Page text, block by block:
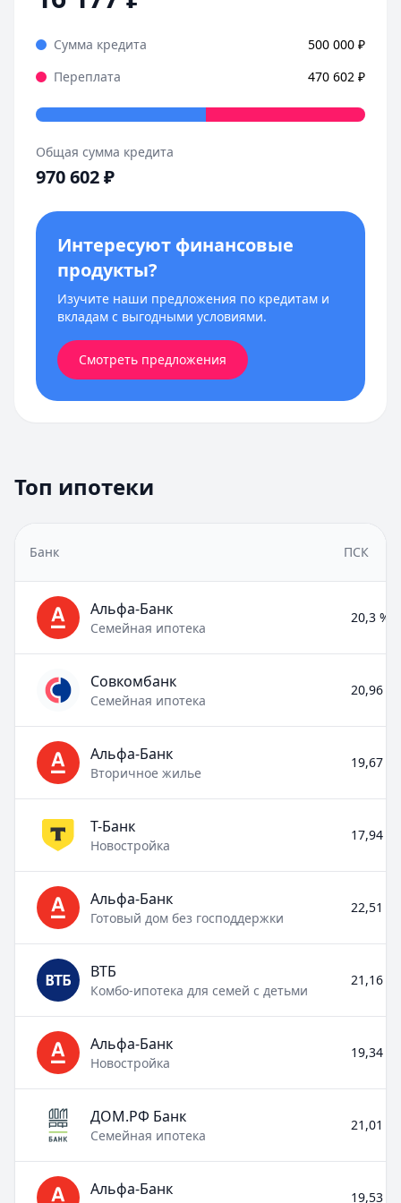
Сумма кредита 500 000 ₽
Переплата
470 602 ₽
Общая сумма кредита
970 602₽
Интересуют финансовые
продукты?
Изучите наши предложения по кредитам и
вкладам с выгодными условиями.
Смотреть предложения
Топ ипотеки
Банк ПСК
Альфа-Банк
Семейная ипотека
20,3 %
Совкомбанк
Семейная ипотека
20,96 %
Альфа-Банк
Вторичное жилье
19,67
Т-Банк
Новостройка
17,94
Альфа-Банк
Готовый дом без господдержки
22,51 %
ВТБ
Комбо-ипотека для семей с детьми
21,16 %
Альфа-Банк
Новостройка
19,34
ДОМ.РФ Банк
Семейная ипотека
21,01 %
Альфа-Банк 19,53